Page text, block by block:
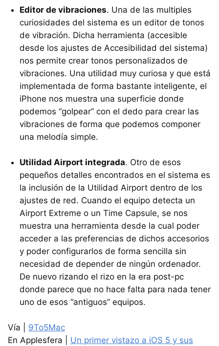
Editor de vibraciones. Una de las multiples
curiosidades del sistema es un editor de tonos
de vibración. Dicha herramienta (accesible
desde los ajustes de Accesibilidad del sistema)
nos permite crear tonos personalizados de
vibraciones. Una utilidad muy curiosa y que está
implementada de forma bastante inteligente, el
iPhone nos muestra una superficie donde
podemos “golpear” con el dedo para crear las
vibraciones de forma que podemos componer
una melodía simple.
Utilidad Airport integrada. Otro de esos
pequeños detalles encontrados en el sistema es
la inclusión de la Utilidad Airport dentro de los
ajustes de red. Cuando el equipo detecta un
Airport Extreme o un Time Capsule, se nos
muestra una herramienta desde la cual poder
acceder a las preferencias de dichos accesorios
y poder configurarlos de forma sencilla sin
necesidad de depender de ningún ordenador.
De nuevo rizando el rizo en la era post-pc
donde parece que no hace falta para nada tener
uno de esos “antiguos” equipos.
Vía | 9To5Mac
En Applesfera | Un primer vistazo a iOS 5 y sus